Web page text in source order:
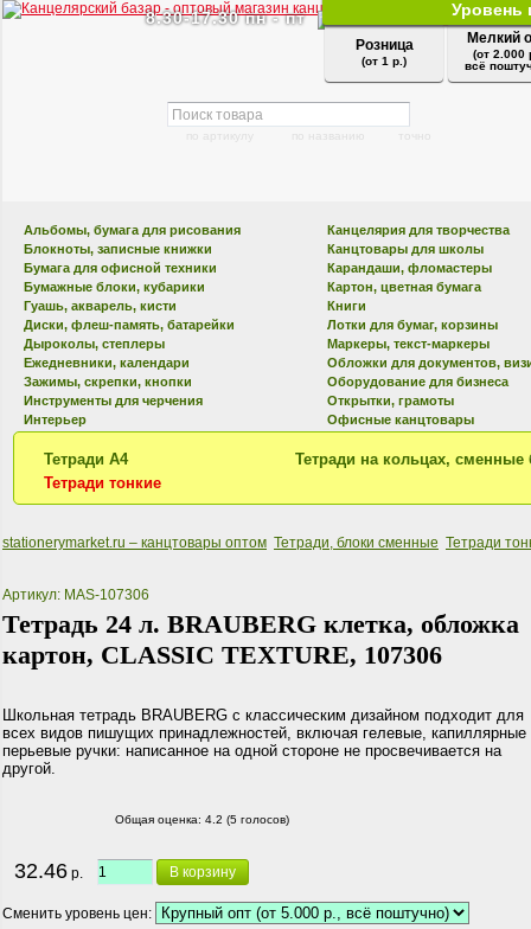
Уровень
Розница
(от 1 р.)
Мелкий
(от 2.000
всё
8.30-17.30 пн - пт
Альбомы, бумага для рисования
Блокноты, записные книжки
Бумага для офисной техники
Бумажные блоки, кубарики
Гуашь, акварель, кисти
Диски, флеш-память, батарейки
Дыроколы, степлеры
Ежедневники, календари
Зажимы, скрепки, кнопки
Инструменты для черчения
Интерьер
Канцелярия для творчества
Канцтовары для школы
Карандаши, фломастеры
Картон, цветная бумага
Книги
Лотки для бумаг, корзины
Маркеры, текст-маркеры
Обложки для документов,
Оборудование для бизнеса
Открытки, грамоты
Офисные канцтовары
Тетради А4
Тетради на кольцах, сменные
Тетради тонкие
stationerymarket.ru – канцтовары оптом Тетради, блоки сменные Тетради
Артикул: MAS-107306
Тетрадь 24 л. BRAUBERG клетка, обложка
картон, CLASSIC TEXTURE, 107306
Школьная тетрадь BRAUBERG с классическим дизайном подходит для
всех видов пишущих принадлежностей, включая гелевые, капиллярные
перьевые ручки: написанное на одной стороне не просвечивается на
другой.
Общая оценка: 4.2 (5 голосов)
32.46 р. В корзину
Сменить уровень цен: